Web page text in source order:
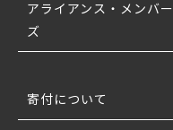
アライアンス・メンバー
ズ
寄付について